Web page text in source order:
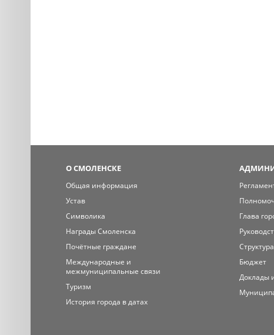
О СМОЛЕНСКЕ
Общая информация
Устав
Символика
Награды Смоленска
Почётные граждане
Международные и
межмуниципальные связи
Туризм
История города в датах
Глава
Структура
Бюджет
Доклады